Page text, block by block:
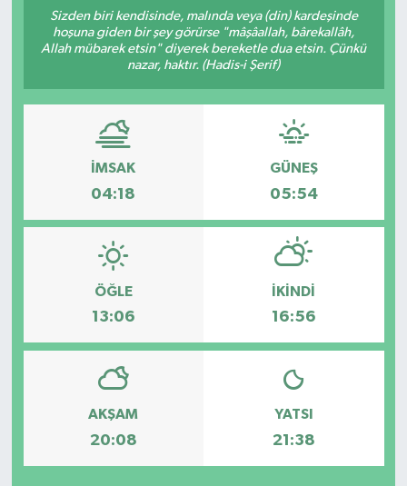
Sizden biri kendisinde, malında veya (din) kardeşinde
hoşuna giden bir şey görürse "mâşâallah, bârekallâh,
Allah mübarek etsin" diyerek bereketle dua etsin. Çünkü
nazar, haktır. (Hadis-i Şerif)
İMSAK
04:18
GÜNEŞ
05:54
ÖĞLE
13:06
İKINDI
16:56
AKŞAM
20:08
YATSI
21:38
Manşet Haberi